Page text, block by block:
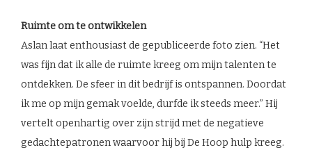
Ruimte om te ontwikkelen
Aslan laat enthousiast de gepubliceerde foto zien. “Het
was fijn dat ik alle de ruimte kreeg om mijn talenten te
ontdekken. De sfeer in dit bedrijf is ontspannen. Doordat
ik me op mijn gemak voelde, durfde ik steeds meer.” Hij
vertelt openhartig over zijn strijd met de negatieve
gedachtepatronen waarvoor hij bij De Hoop hulp kreeg.